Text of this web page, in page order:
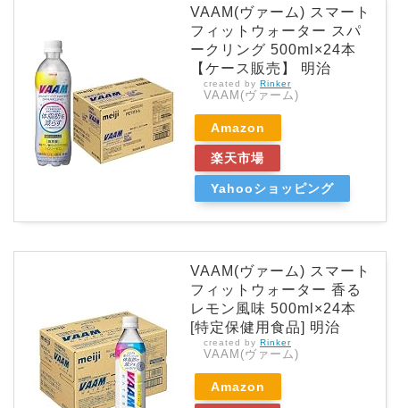
VAAM(ヴァーム) スマート
フィットウォーター スパ
ークリング 500ml×24本
【ケース販売】 明治
created by Rinker
VAAM(ヴァーム)
Amazon
楽天市場
Yahooショッピング
VAAM(ヴァーム) スマート
フィットウォーター 香る
レモン風味 500ml×24本
[特定保健用食品] 明治
created by Rinker
VAAM(ヴァーム)
Amazon